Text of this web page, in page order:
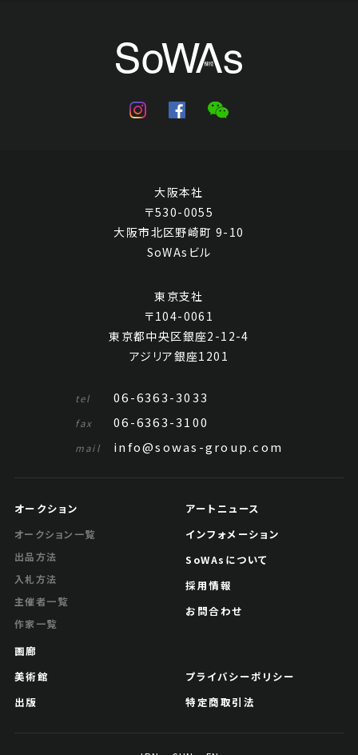
大阪本社
〒530-0055
大阪市北区野崎町 9-10
SoWAsビル
東京支社
〒104-0061
東京都中央区銀座2-12-4
アジリア銀座1201
tel 06-6363-3033
fax 06-6363-3100
mail info@sowas-group.com
オークション
オークション一覧
出品方法
入札方法
主催者一覧
作家一覧
画廊
美術館
出版
アートニュース
インフォメーション
SoWAsについて
採用情報
お問合わせ
プライバシーポリシー
特定商取引法